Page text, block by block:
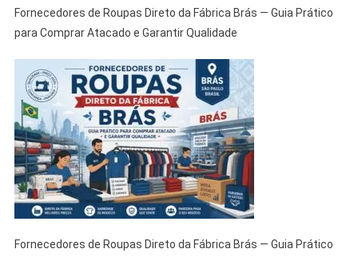
Fornecedores de Roupas Direto da Fábrica Brás — Guia Prático
para Comprar Atacado e Garantir Qualidade
Fornecedores de Roupas Direto da Fábrica Brás — Guia Prático